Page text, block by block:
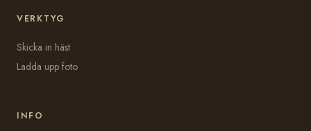
VERKTYG
Skicka in häst
Ladda upp foto
INFO